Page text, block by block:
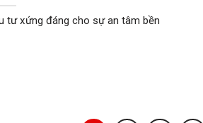
tư xứng đáng cho sự an tâm bền